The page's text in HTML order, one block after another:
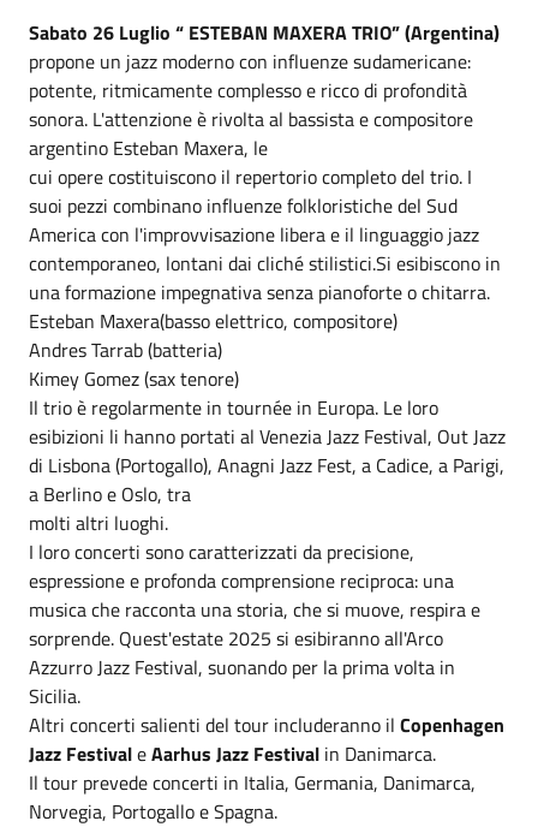
Sabato 26 Luglio “ ESTEBAN MAXERA TRIO” (Argentina)
propone un jazz moderno con influenze sudamericane:
potente, ritmicamente complesso e ricco di profondità
sonora. L'attenzione è rivolta al bassista e compositore
argentino Esteban Maxera, le
cui opere costituiscono il repertorio completo del trio. I
suoi pezzi combinano influenze folkloristiche del Sud
America con l'improvvisazione libera e il linguaggio jazz
contemporaneo, lontani dai cliché stilistici.Si esibiscono in
una formazione impegnativa senza pianoforte o chitarra.
Esteban Maxera(basso elettrico, compositore)
Andres Tarrab (batteria)
Kimey Gomez (sax tenore)
Il trio è regolarmente in tournée in Europa. Le loro
esibizioni li hanno portati al Venezia Jazz Festival, Out Jazz
di Lisbona (Portogallo), Anagni Jazz Fest, a Cadice, a Parigi,
a Berlino e Oslo, tra
molti altri luoghi.
I loro concerti sono caratterizzati da precisione,
espressione e profonda comprensione reciproca: una
musica che racconta una storia, che si muove, respira e
sorprende. Quest'estate 2025 si esibiranno all'Arco
Azzurro Jazz Festival, suonando per la prima volta in
Sicilia.
Altri concerti salienti del tour includeranno il Copenhagen
Jazz FestivaleAarhus Jazz Festival in Danimarca.
Il tour prevede concerti in Italia, Germania, Danimarca,
Norvegia, Portogallo e Spagna.